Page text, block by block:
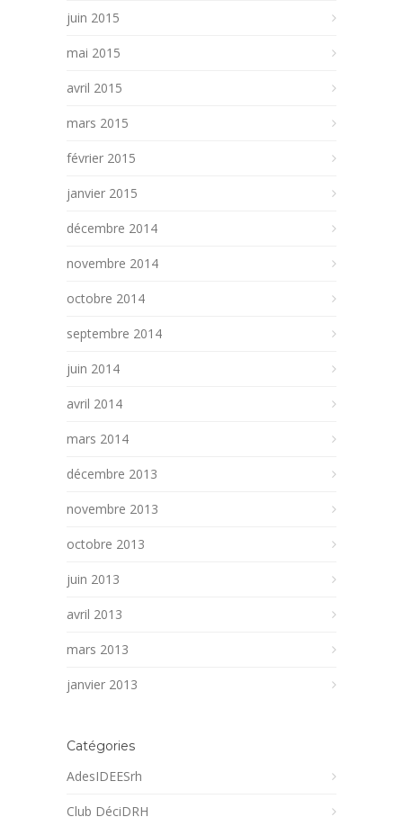
juin 2015
mai 2015
avril 2015
mars 2015
février 2015
janvier 2015
décembre 2014
novembre 2014
octobre 2014
septembre 2014
juin 2014
avril 2014
mars 2014
décembre 2013
novembre 2013
octobre 2013
juin 2013
avril 2013
mars 2013
janvier 2013
Catégories
AdesIDEESrh
Club DéciDRH